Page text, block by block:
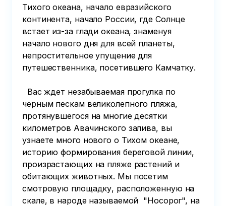
Тихого океана, начало евразийского
континента, начало России, где Солнце
встает из-за глади океана, знаменуя
начало нового дня для всей планеты,
непростительное упущение для
путешественника, посетившего Камчатку.
черным пескам великолепного пляжа,
протянувшегося на многие десятки
километров Авачинского залива, вы
узнаете много нового о Тихом океане,
историю формирования береговой линии,
произрастающих на пляже растений и
обитающих животных. Мы посетим
смотровую площадку, расположенную на
скале, в народе называемой  "Носорог", на